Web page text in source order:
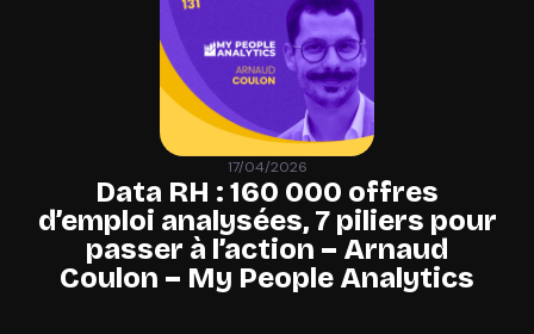
17/04/2026
Data RH : 160 000 offres
d’emploi analysées, 7 piliers pour
passer à l’action – Arnaud
Coulon – My People Analytics